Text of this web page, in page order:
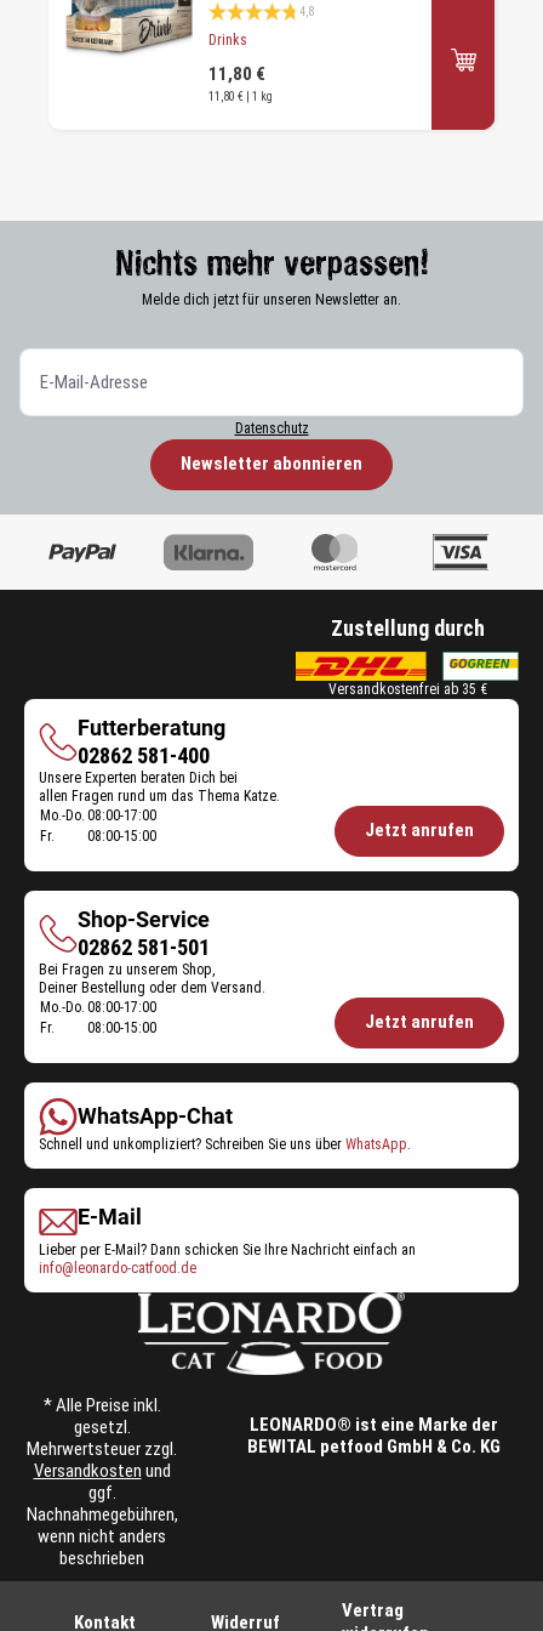
Durchschnittliche Bewertung 4.7 von 5 Sternen
4,8
Drinks
11,80 €
11,80 € | 1 kg
Nichts mehr verpassen!
Melde dich jetzt für unseren Newsletter an.
Datenschutz
Newsletter abonnieren
Zustellung durch
Versandkostenfrei ab 35 €
Futterberatung
Futterberatung
02862 581-400
Unsere Experten beraten Dich bei
allen Fragen rund um das Thema Katze.
Öffnungszeiten
Mo.-Do. 08:00-17:00
Fr.
08:00-15:00 Jetzt anrufen
Shop-Service
Shop-
Service
02862 581-501
Bei Fragen zu unserem Shop,
Deiner Bestellung oder dem Versand.
Öffnungszeiten
Mo.-Do. 08:00-17:00
Fr.
08:00-15:00 Jetzt anrufen
WhatsApp-Chat
Schnell und unkompliziert? Schreiben Sie uns über WhatsApp.
E-Mail
Lieber per E-Mail? Dann schicken Sie Ihre Nachricht einfach an
info@leonardo-catfood.de
* Alle Preise inkl.
gesetzl.
Mehrwertsteuer zzgl.
Versandkosten und
ggf.
Nachnahmegebühren,
wenn nicht anders
beschrieben
LEONARDO® ist eine Marke der
BEWITAL petfood GmbH & Co. KG
Kontakt Widerruf
Vertrag